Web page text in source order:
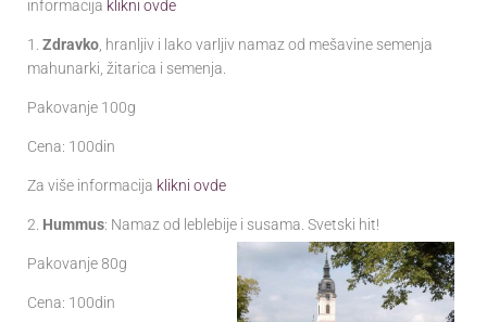
informacija klikni ovde
1. Zdravko , hranljiv i lako varljiv namaz od mešavine semenja
mahunarki, žitarica i semenja.
Pakovanje 100g
Cena: 100din
Za više informacija klikni ovde
2. Hummus: Namaz od leblebije i susama. Svetski hit!
Pakovanje 80g
Cena: 100din